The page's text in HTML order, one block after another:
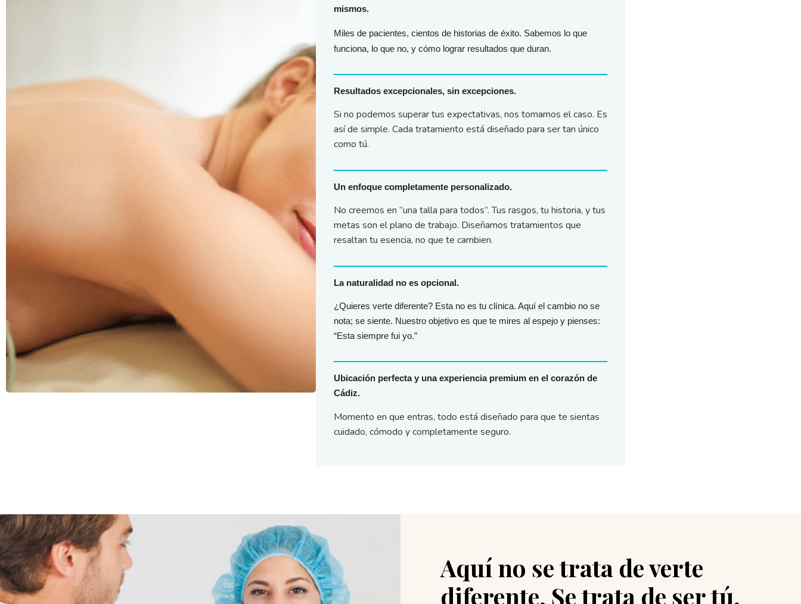
mismos.
Miles de pacientes, cientos de historias de éxito. Sabemos lo que
funciona, lo que no, y cómo lograr resultados que duran.
Resultados excepcionales, sin excepciones.
Si no podemos superar tus expectativas, nos tomamos el caso. Es
así de simple. Cada tratamiento está diseñado para ser tan único
como tú.
Un enfoque completamente personalizado.
No creemos en “una talla para todos”. Tus rasgos, tu historia, y tus
metas son el plano de trabajo. Diseñamos tratamientos que
resaltan tu esencia, no que te cambien.
La naturalidad no es opcional.
¿Quieres verte diferente? Esta no es tu clínica. Aquí el cambio no se
nota; se siente. Nuestro objetivo es que te mires al espejo y pienses:
“Esta siempre fui yo.”
Ubicación perfecta y una experiencia premium en el corazón de
Cádiz.
Momento en que entras, todo está diseñado para que te sientas
cuidado, cómodo y completamente seguro.
Aquí no se trata de verte
diferente. Se trata de ser tú,